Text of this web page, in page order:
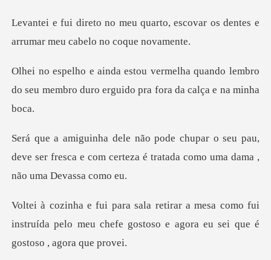
rto, escovar os dentes e
arruma
a quando lembro
do seu membro duro ergu
seu pau,
deve ser fresca e com certeza é tr
sa como fui
instruída pelo meu chefe gostoso e